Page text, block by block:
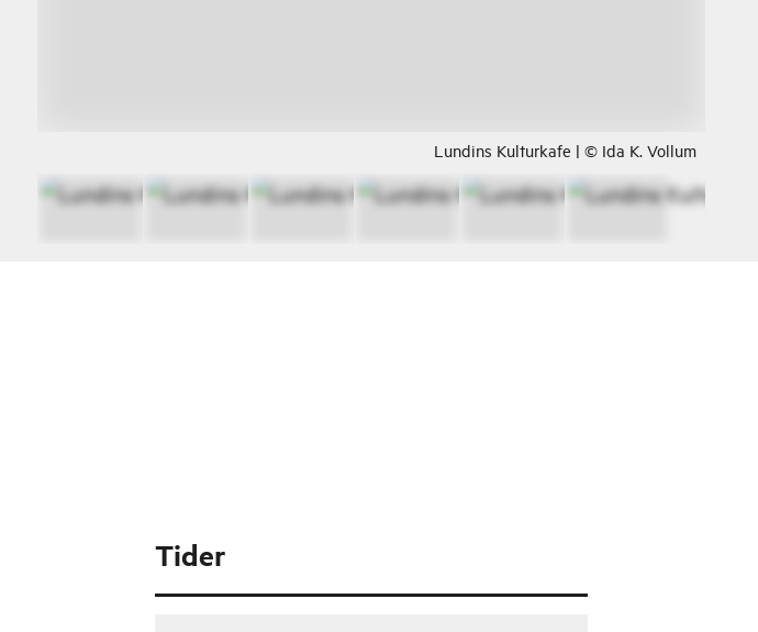
Lundins Kulturkafe | © Ida K. Vollum
Tider